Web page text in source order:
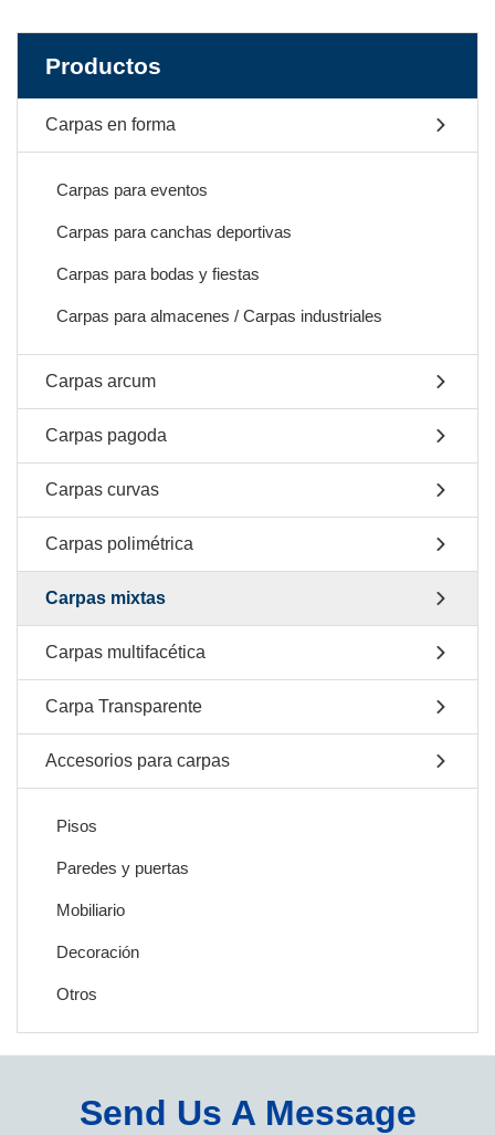
Productos
Carpas en forma
Carpas para eventos
Carpas para canchas deportivas
Carpas para bodas y fiestas
Carpas para almacenes / Carpas industriales
Carpas arcum
Carpas pagoda
Carpas curvas
Carpas polimétrica
Carpas mixtas
Carpas multifacética
Carpa Transparente
Accesorios para carpas
Pisos
Paredes y puertas
Mobiliario
Decoración
Otros
Send Us A Message